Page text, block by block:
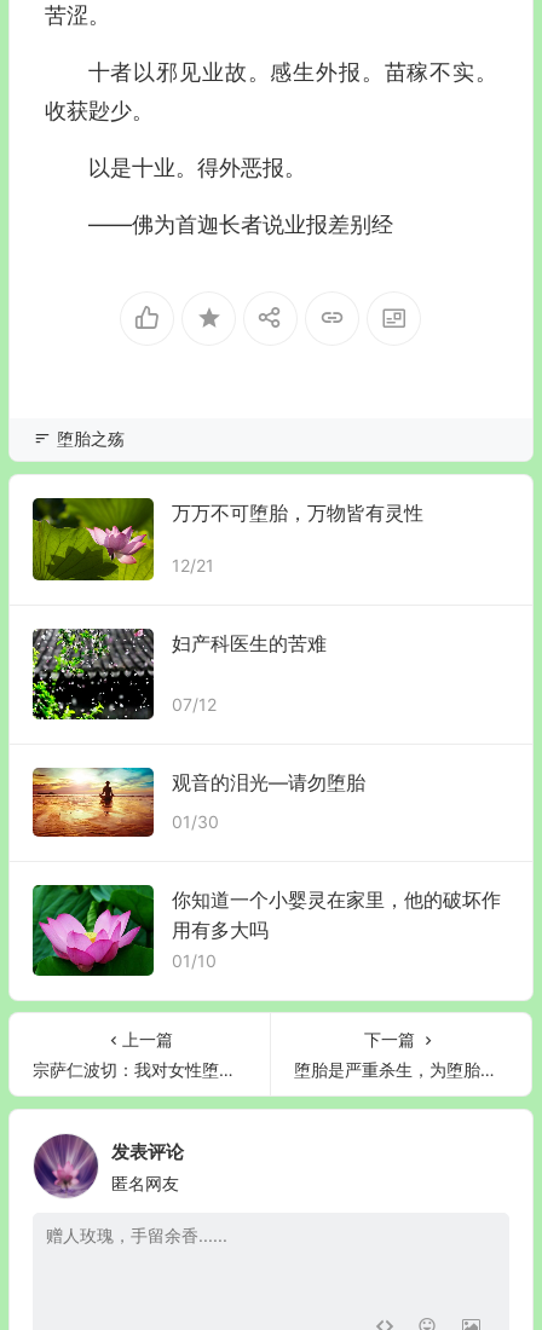
苦涩。
十者以邪见业故。感生外报。苗稼不实。
收获尟少。
以是十业。得外恶报。
——佛为首迦长者说业报差别经
堕胎之殇
万万不可堕胎，万物皆有灵性
12/21
妇产科医生的苦难
07/12
观音的泪光—请勿堕胎
01/30
你知道一个小婴灵在家里，他的破坏作
用有多大吗
01/10
上一篇
宗萨仁波切：我对女性堕胎的一点看法
下一篇
堕胎是严重杀生，为堕胎婴灵超度是我们最该做的事！
发表评论
匿名网友